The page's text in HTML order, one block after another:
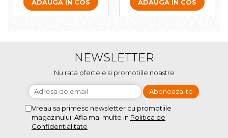
ADAUGA IN COS ADAUGA IN COS
NEWSLETTER
Nu rata ofertele si promotiile noastre
Vreau sa primesc newsletter cu promotiile
magazinului. Afla mai multe in Politica de
Confidentialitate